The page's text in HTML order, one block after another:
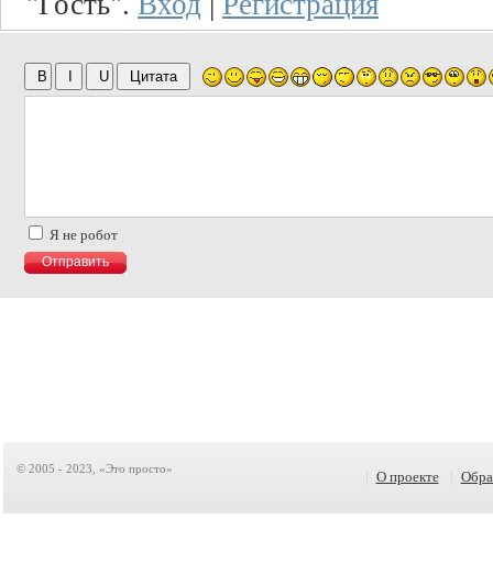
Я не робот
© 2005 - 2023, «Это просто» О проекте